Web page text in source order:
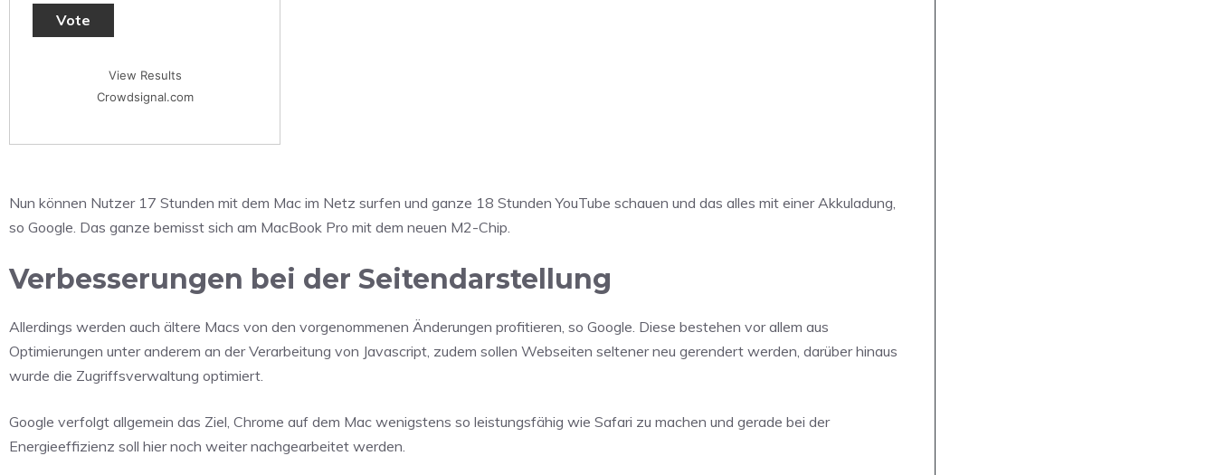
Vote
View Results
Crowdsignal.com
Nun können Nutzer 17 Stunden mit dem Mac im Netz surfen und ganze 18 Stunden YouTube schauen und das alles mit einer Akkuladung,
so Google. Das ganze bemisst sich am MacBook Pro mit dem neuen M2-Chip.
Verbesserungen bei der Seitendarstellung
Allerdings werden auch ältere Macs von den vorgenommenen Änderungen profitieren, so Google. Diese bestehen vor allem aus
Optimierungen unter anderem an der Verarbeitung von Javascript, zudem sollen Webseiten seltener neu gerendert werden, darüber hinaus
wurde die Zugriffsverwaltung optimiert.
Google verfolgt allgemein das Ziel, Chrome auf dem Mac wenigstens so leistungsfähig wie Safari zu machen und gerade bei der
Energieeffizienz soll hier noch weiter nachgearbeitet werden.